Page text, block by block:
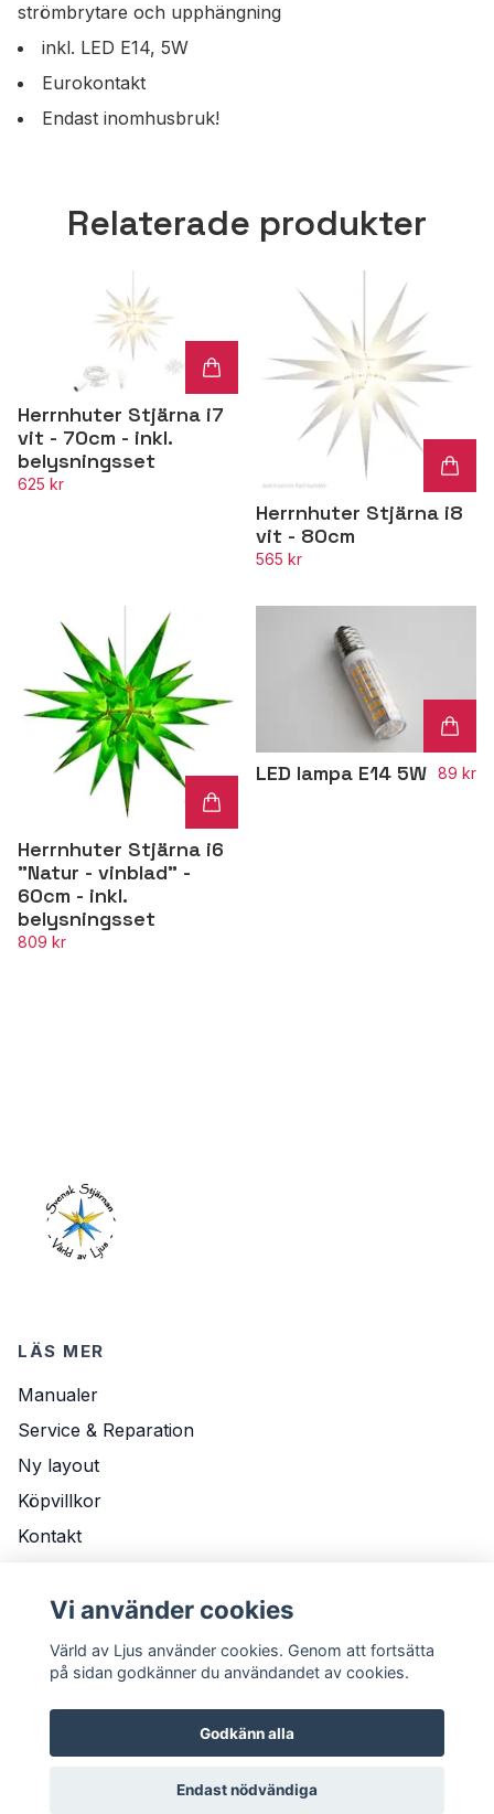
strömbrytare och upphängning
inkl. LED E14, 5W
Eurokontakt
Endast inomhusbruk!
Relaterade produkter
Herrnhuter Stjärna i7
vit - 70cm - inkl.
belysningsset
625 kr
Herrnhuter Stjärna i8
vit - 80cm
565 kr
Herrnhuter Stjärna i6
"Natur - vinblad" -
60cm - inkl.
belysningsset
809 kr
LED lampa E14 5W 89 kr
LÄS MER
Manualer
Service & Reparation
Ny layout
Köpvillkor
Kontakt
Leveransvillkor
© 2026 Värld av Ljus Powered by Quickbutik
Vi använder cookies
Värld av Ljus använder cookies. Genom att fortsätta
på sidan godkänner du användandet av cookies.
Godkänn alla
Endast nödvändiga